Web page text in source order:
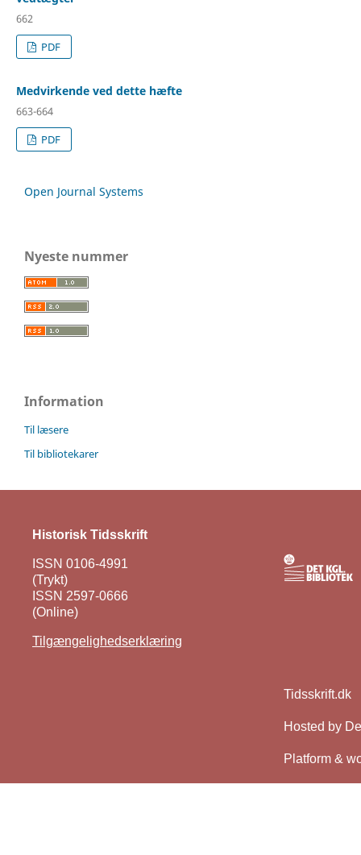
662
PDF
Medvirkende ved dette hæfte
663-664
PDF
Open Journal Systems
Nyeste nummer
Information
Til læsere
Til bibliotekarer
Historisk Tidsskrift
ISSN 0106-4991
(Trykt)
ISSN 2597-0666
(Online)
Tilgængelighedserklæring